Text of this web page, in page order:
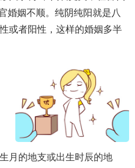
婚姻不顺。纯阴纯阳就是八
或者阳性，这样的婚姻多半
月的地支或出生时辰的地